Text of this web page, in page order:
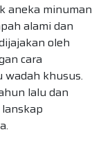
aneka minuman
alami dan
oleh
cara
khusus.
lalu dan